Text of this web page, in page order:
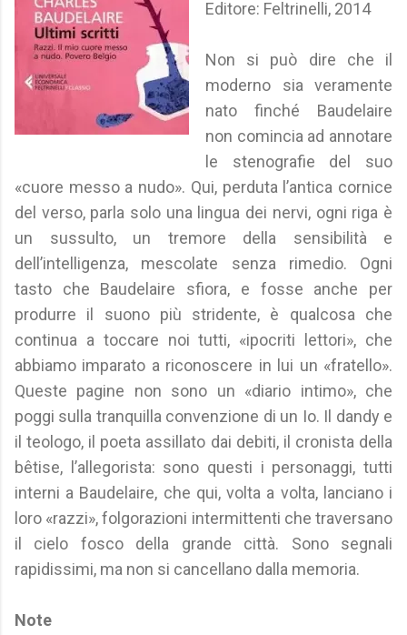
Editore: Feltrinelli, 2014
Non si può dire che il
moderno sia veramente
nato finché Baudelaire
non comincia ad annotare
le stenografie del suo
«cuore messo a nudo». Qui, perduta l’antica cornice
del verso, parla solo una lingua dei nervi, ogni riga è
un sussulto, un tremore della sensibilità e
dell’intelligenza, mescolate senza rimedio. Ogni
tasto che Baudelaire sfiora, e fosse anche per
produrre il suono più stridente, è qualcosa che
continua a toccare noi tutti, «ipocriti lettori», che
abbiamo imparato a riconoscere in lui un «fratello».
Queste pagine non sono un «diario intimo», che
poggi sulla tranquilla convenzione di un Io. Il dandy e
il teologo, il poeta assillato dai debiti, il cronista della
bêtise, l’allegorista: sono questi i personaggi, tutti
interni a Baudelaire, che qui, volta a volta, lanciano i
loro «razzi», folgorazioni intermittenti che traversano
il cielo fosco della grande città. Sono segnali
rapidissimi, ma non si cancellano dalla memoria.
Note